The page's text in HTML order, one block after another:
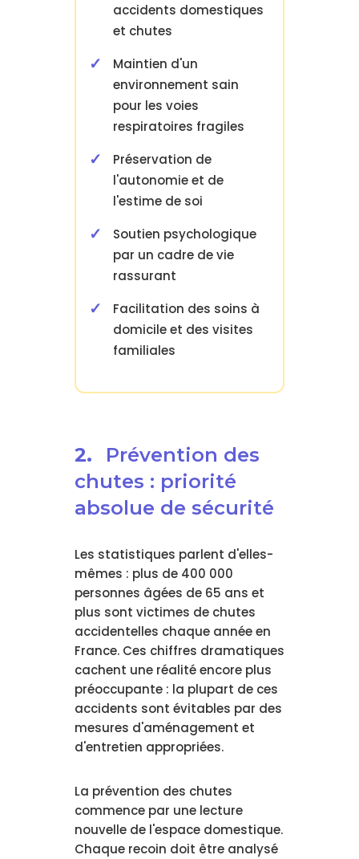
accidents domestiques
et chutes
Maintien d'un
environnement sain
pour les voies
respiratoires fragiles
Préservation de
l'autonomie et de
l'estime de soi
Soutien psychologique
par un cadre de vie
rassurant
Facilitation des soins à
domicile et des visites
familiales
2.
Prévention des
chutes : priorité
absolue de sécurité
Les statistiques parlent d'elles-
mêmes : plus de 400 000
personnes âgées de 65 ans et
plus sont victimes de chutes
accidentelles chaque année en
France. Ces chiffres dramatiques
cachent une réalité encore plus
préoccupante : la plupart de ces
accidents sont évitables par des
mesures d'aménagement et
d'entretien appropriées.
La prévention des chutes
commence par une lecture
nouvelle de l'espace domestique.
Chaque recoin doit être analysé